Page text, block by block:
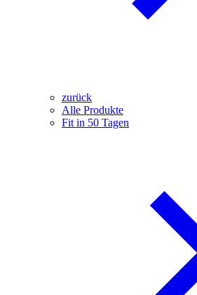
zurück
Alle Produkte
Fit in 50 Tagen